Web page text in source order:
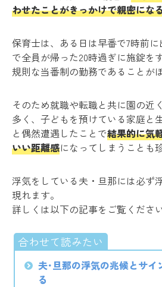
わせたことがきっかけで親密にな
保育士は、ある日は早番で7時前
で全員が帰った20時過ぎに施錠を
規則な当番制の勤務であることが
そのため就職や転職と共に園の近
多く、子どもを預けている家庭と
と偶然遭遇したことで結果的に気
いい距離感になってしまうことも
浮気をしている夫・旦那には必ず
現れます。
詳しくは以下の記事をご覧ください
夫･旦那の浮気の兆候とサイ
る